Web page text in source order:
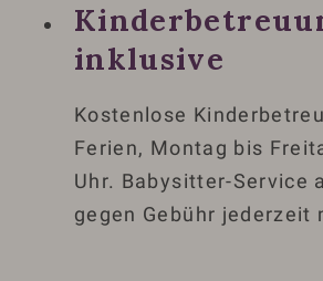
inklusive
Kostenlose
Ferien, Montag bis
Uhr. Babysitter-Service
gegen Gebühr jederzeit